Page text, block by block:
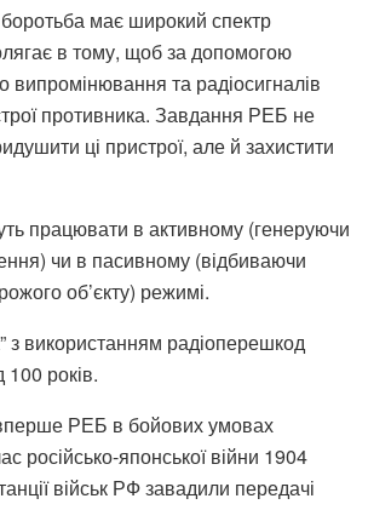
має широкий спектр
в тому, щоб за допомогою
випромінювання та радіосигналів
противника. Завдання РЕБ не
ці пристрої, але й захистити
працювати в активному (генеруючи
чи в пасивному (відбиваючи
об’єкту) режимі.
з використанням радіоперешкод
років.
РЕБ в бойових умовах
російсько-японської війни 1904
військ РФ завадили передачі